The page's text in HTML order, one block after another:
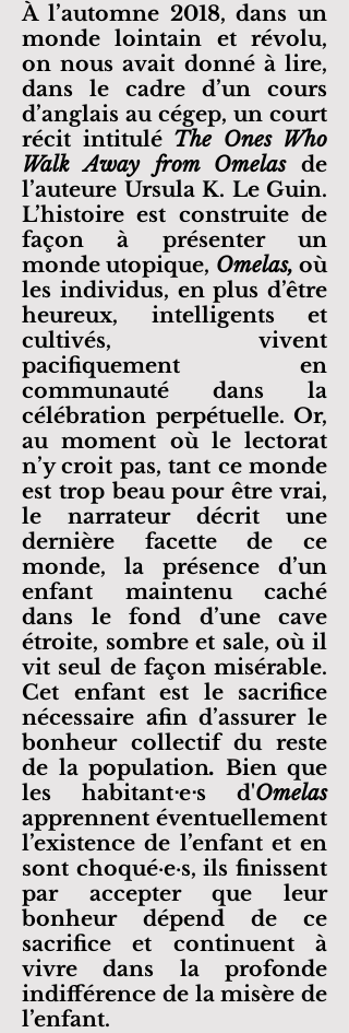
À l’automne 2018, dans un
monde lointain et révolu,
on nous avait donné à lire,
dans le cadre d’un cours
d’anglais au cégep, un court
récit intitulé The Ones Who
Walk Away from Omelas de
l’auteure Ursula K. Le Guin.
L’histoire est construite de
façon à présenter un
monde utopique, Omelas,où
les individus, en plus d’être
heureux, intelligents et
cultivés, vivent
pacifiquement en
communauté dans la
célébration perpétuelle. Or,
au moment où le lectorat
n’y croit pas, tant ce monde
est trop beau pour être vrai,
le narrateur décrit une
dernière facette de ce
monde, la présence d’un
enfant maintenu caché
dans le fond d’une cave
étroite, sombre et sale, où il
vit seul de façon misérable.
Cet enfant est le sacrifice
nécessaire afin d’assurer le
bonheur collectif du reste
de la population. Bien que
les habitantᐧeᐧs d'Omelas
apprennent éventuellement
l’existence de l’enfant et en
sont choqué·e·s, ils finissent
par accepter que leur
bonheur dépend de ce
sacrifice et continuent à
vivre dans la profonde
indifférence de la misère de
l’enfant.